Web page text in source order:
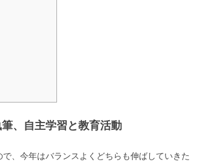
、自主学習と教育活動
、今年はバランスよくどちらも伸ばしていきた